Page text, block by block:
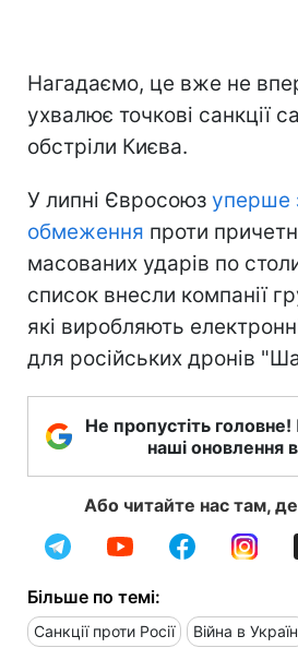
Нагадаємо, це вже не
ухвалює точкові санкції
обстріли Києва.
У липні Євросоюз уперше
обмеження проти
масованих ударів по
список внесли компанії
які виробляють
для російських дронів
Не пропустіть головне!
наші оновлення
Або читайте нас там,
Більше по темі:
Санкції проти Росії Війна в